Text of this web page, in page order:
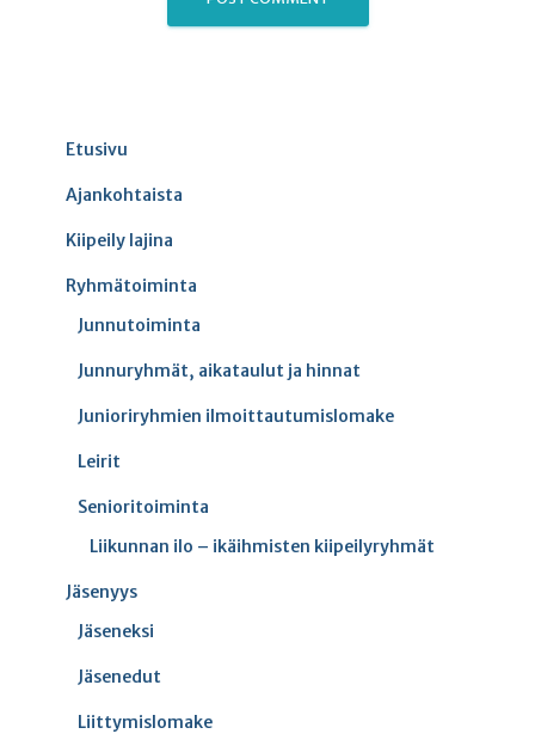
Etusivu
Ajankohtaista
Kiipeily lajina
Ryhmätoiminta
Junnutoiminta
Junnuryhmät, aikataulut ja hinnat
Junioriryhmien ilmoittautumislomake
Leirit
Senioritoiminta
Liikunnan ilo – ikäihmisten kiipeilyryhmät
Jäsenyys
Jäseneksi
Jäsenedut
Liittymislomake